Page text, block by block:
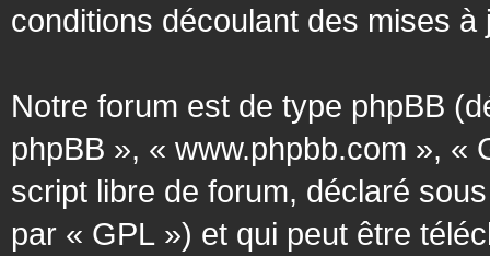
conditions découlant des mises
Notre forum est de type phpBB
phpBB », « www.phpbb.com », «
script libre de forum, déclaré
par « GPL ») et qui peut être